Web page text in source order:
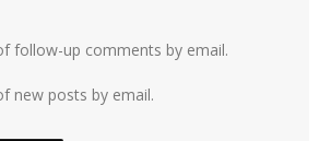
follow-up comments by email.
new posts by email.